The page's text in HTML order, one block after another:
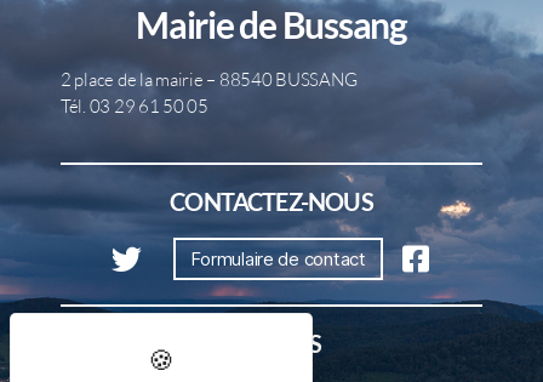
Mairie de Bussang
2 place de la mairie – 88540 BUSSANG
Tél. 03 29 61 50 05
CONTACTEZ-NOUS
Formulaire de contact
HORAIRES